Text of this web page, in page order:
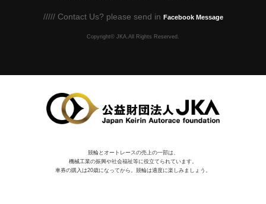
///// Contact Us? please send in Facebook Message
Copyright© JKA.All Rights Reserved.
競輪とオートレースの売上の一部は、
機械⼯業の振興や社会福祉等に役⽴てられています。
車券の購入は20歳になってから。競輪は適度に楽しみましょう。